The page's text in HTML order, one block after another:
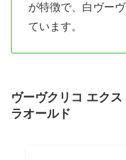
が特徴で、白ヴー
ています。
ヴーヴクリコ エク
ラオールド